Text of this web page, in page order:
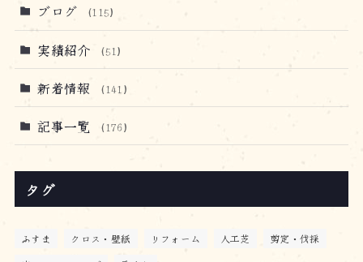
ブログ (115)
実績紹介 (51)
新着情報 (141)
記事一覧 (176)
タグ
ふすま クロス・壁紙 リフォーム 人工芝
剪定・伐採